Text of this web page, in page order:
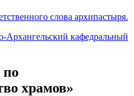
слова архипастыря.
Архангельский кафедральный
по
храмов»